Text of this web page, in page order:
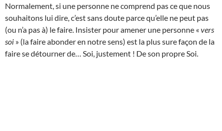
Normalement, si une personne ne comprend pas ce que nous
souhaitons lui dire, c’est sans doute parce qu’elle ne peut pas
(ou n’a pas à) le faire. Insister pour amener une personne « vers
soi » (la faire abonder en notre sens) est la plus sure façon de la
faire se détourner de… Soi, justement ! De son propre Soi.